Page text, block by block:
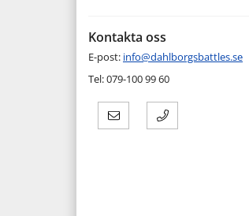
Kontakta oss
E-post: info@dahlborgsbattles.se
Tel: 079-100 99 60